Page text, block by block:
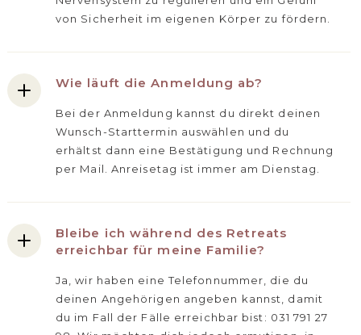
von Sicherheit im eigenen Körper zu fördern.
Wie läuft die Anmeldung ab?
Bei der Anmeldung kannst du direkt deinen
Wunsch-Starttermin auswählen und du
erhältst dann eine Bestätigung und Rechnung
per Mail. Anreisetag ist immer am Dienstag.
Bleibe ich während des Retreats
erreichbar für meine Familie?
Ja, wir haben eine Telefonnummer, die du
deinen Angehörigen angeben kannst, damit
du im Fall der Fälle erreichbar bist: 031 791 27